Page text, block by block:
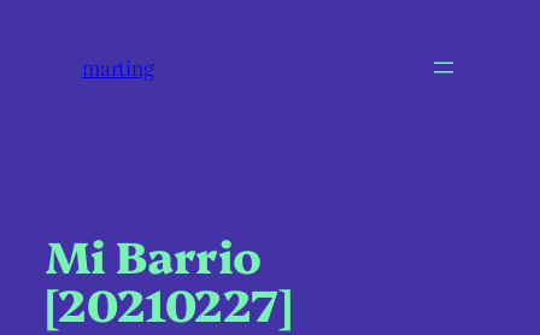
marting
Mi Barrio
[20210227]